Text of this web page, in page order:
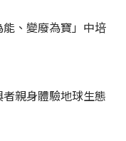
、變廢為寶」中培
親身體驗地球生態